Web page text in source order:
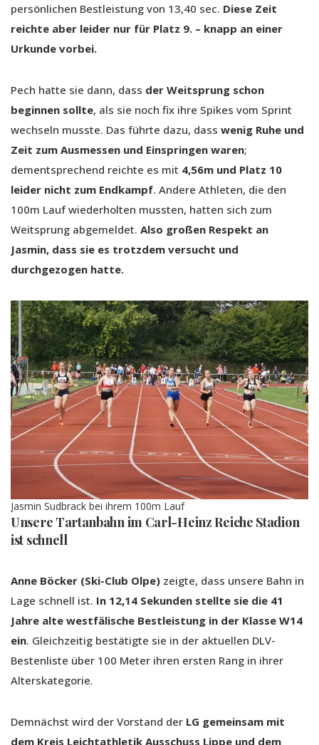
persönlichen Bestleistung von 13,40 sec. Diese Zeit
reichte aber leider nur für Platz 9. – knapp an einer
Urkunde vorbei.
Pech hatte sie dann, dass der Weitsprung schon
beginnen sollte, als sie noch fix ihre Spikes vom Sprint
wechseln musste. Das führte dazu, dass wenig Ruhe und
Zeit zum Ausmessen und Einspringen waren;
dementsprechend reichte es mit 4,56m und Platz 10
leider nicht zum Endkampf. Andere Athleten, die den
100m Lauf wiederholten mussten, hatten sich zum
Weitsprung abgemeldet. Also großen Respekt an
Jasmin, dass sie es trotzdem versucht und
durchgezogen hatte.
Jasmin Sudbrack bei ihrem 100m Lauf
Unsere Tartanbahn im Carl-Heinz Reiche Stadion
ist schnell
Anne Böcker (Ski-Club Olpe) zeigte, dass unsere Bahn in
Lage schnell ist. In 12,14 Sekunden stellte sie die 41
Jahre alte westfälische Bestleistung in der Klasse W14
ein. Gleichzeitig bestätigte sie in der aktuellen DLV-
Bestenliste über 100 Meter ihren ersten Rang in ihrer
Alterskategorie.
Demnächst wird der Vorstand der LG gemeinsam mit
dem Kreis Leichtathletik Ausschuss Lippe und dem